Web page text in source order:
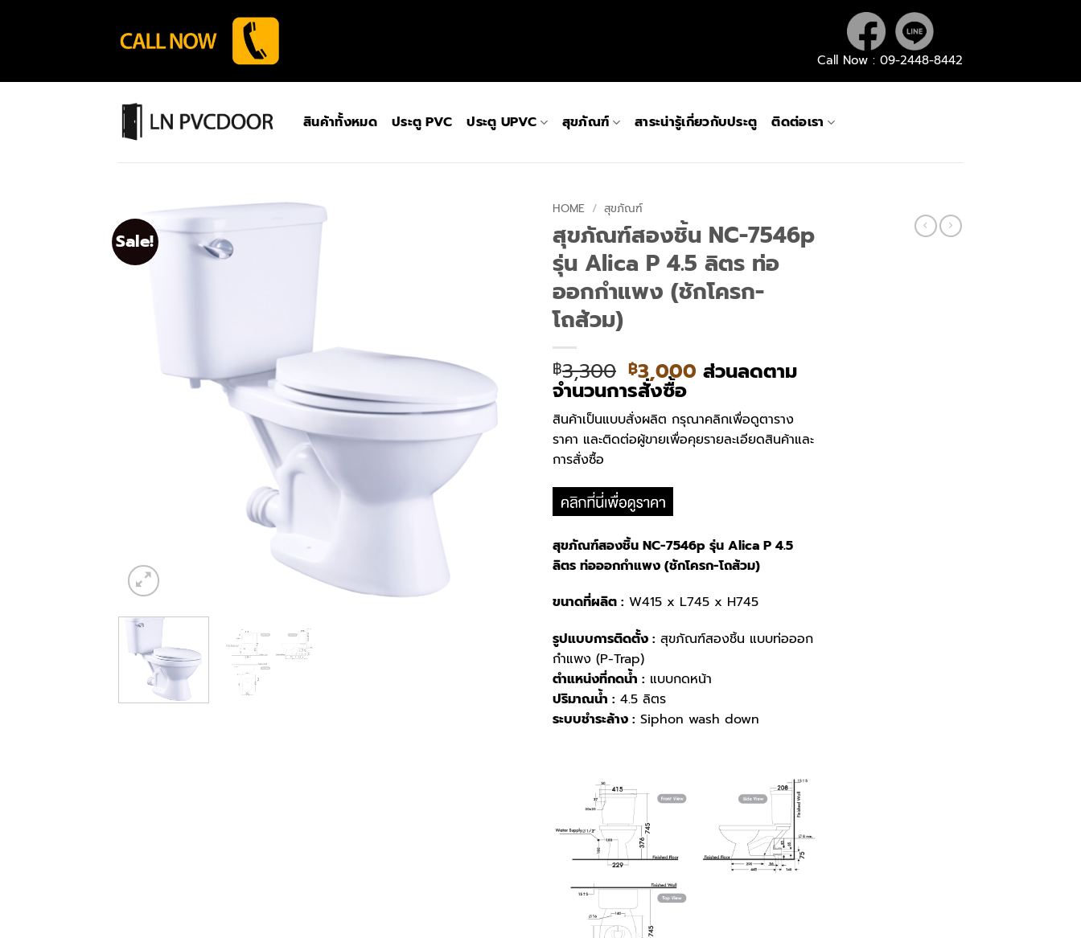
Call Now : 09-2448-8442
สินค้าทั้งหมด ประตู PVC ประตู UPVC สุขภัณฑ์ สาระน่ารู้เกี่ยวกับประตู ติดต่อเรา
Sale!
HOME / สุขภัณฑ์
สุขภัณฑ์สองชิ้น NC-7546p
รุ่น Alica P 4.5 ลิตร ท่อ
ออกกำแพง (ชักโครก-
โถส้วม)
฿3,300 Original
price
was:
฿3,300.
฿3,000 Current
is:
฿3,000.
ส่วนลดตาม
จำนวนการสั่งซื้อ
สินค้าเป็นแบบสั่งผลิต กรุณาคลิกเพื่อดูตาราง
ราคา และติดต่อผู้ขายเพื่อคุยรายละเอียดสินค้าและ
การสั่งซื้อ
สุขภัณฑ์สองชิ้น NC-7546p รุ่น Alica P 4.5
ลิตร ท่อออกกำแพง (ชักโครก-โถส้วม)
ขนาดที่ผลิต : W415 x L745 x H745
รูปแบบการติดตั้ง : สุขภัณฑ์สองชิ้น แบบท่อออก
กำแพง (P-Trap)
ตำแหน่งที่กดน้ำ : แบบกดหน้า
ปริมาณน้ำ : 4.5 ลิตร
ระบบชำระล้าง : Siphon wash down